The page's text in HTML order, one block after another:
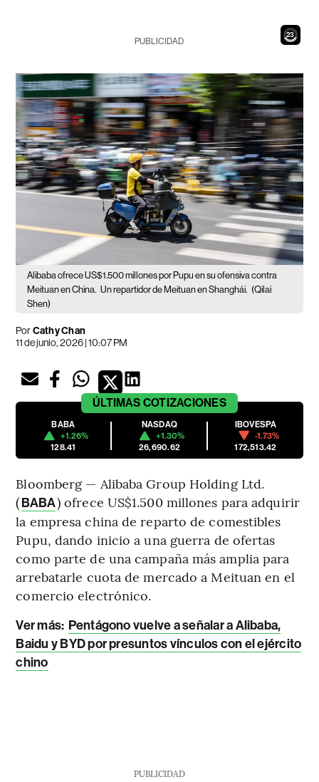
21
PUBLICIDAD
Alibaba ofrece US$1.500 millones por Pupu en su ofensiva contra
Meituan en China. Un repartidor de Meituan en Shanghái. (Qilai
Shen)
PorCathy Chan
11 de junio, 2026 | 10:07 PM
ÚLTIMAS COTIZACIONES
BABA
+1.26%
128.41
NASDAQ
+1.30%
26,690.62
IBOVESPA
-1.73%
172,513.42
Bloomberg — Alibaba Group Holding Ltd.
(BABA) ofrece US$1.500 millones para adquirir
la empresa china de reparto de comestibles
Pupu, dando inicio a una guerra de ofertas
como parte de una campaña más amplia para
arrebatarle cuota de mercado a Meituan en el
comercio electrónico.
Ver más: Pentágono vuelve a señalar a Alibaba,
Baidu y BYD por presuntos vínculos con el ejército
chino
PUBLICIDAD